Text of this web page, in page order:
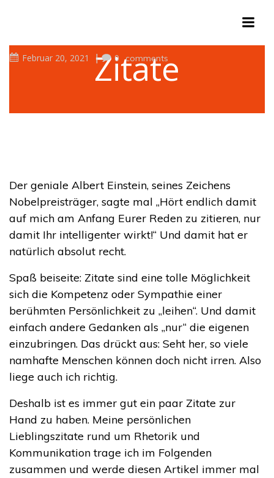
Zitate
Februar 20, 2021 | 0 comments
Der geniale Albert Einstein, seines Zeichens
Nobelpreisträger, sagte mal „Hört endlich damit
auf mich am Anfang Eurer Reden zu zitieren, nur
damit Ihr intelligenter wirkt!“ Und damit hat er
natürlich absolut recht.
Spaß beiseite: Zitate sind eine tolle Möglichkeit
sich die Kompetenz oder Sympathie einer
berühmten Persönlichkeit zu „leihen“. Und damit
einfach andere Gedanken als „nur“ die eigenen
einzubringen. Das drückt aus: Seht her, so viele
namhafte Menschen können doch nicht irren. Also
liege auch ich richtig.
Deshalb ist es immer gut ein paar Zitate zur
Hand zu haben. Meine persönlichen
Lieblingszitate rund um Rhetorik und
Kommunikation trage ich im Folgenden
zusammen und werde diesen Artikel immer mal